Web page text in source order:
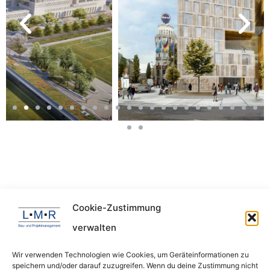
Cookie-Zustimmung
verwalten
Wir verwenden Technologien wie Cookies, um Geräteinformationen zu
speichern und/oder darauf zuzugreifen. Wenn du deine Zustimmung nicht
Z
u
r
ü
c
k
W
e
i
t
e
r
Josef-Frankl-Straße 62